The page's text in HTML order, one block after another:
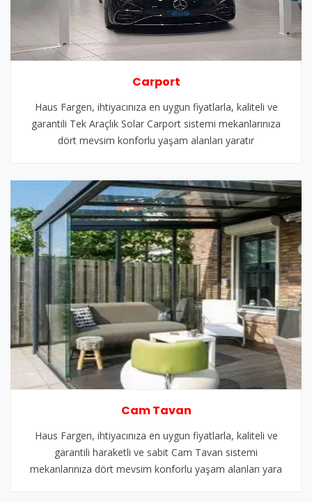
Carport
Haus Fargen, ihtiyacınıza en uygun fiyatlarla, kaliteli ve
garantili Tek Araçlık Solar Carport sistemi mekanlarınıza
dört mevsim konforlu yaşam alanları yaratır
Cam Tavan
Haus Fargen, ihtiyacınıza en uygun fiyatlarla, kaliteli ve
garantili haraketli ve sabit Cam Tavan sistemi
mekanlarınıza dört mevsim konforlu yaşam alanları yara